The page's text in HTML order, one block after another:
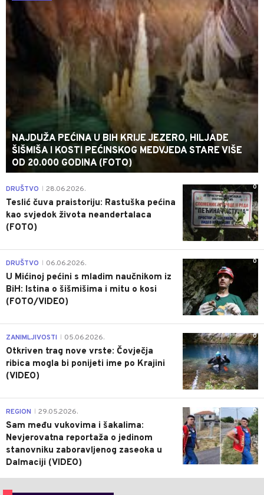
NAJDUŽA PEĆINA U BIH KRIJE JEZERO, HILJADE
ŠIŠMIŠA I KOSTI PEĆINSKOG MEDVJEDA STARE VIŠE
OD 20.000 GODINA (FOTO)
0
DRUŠTVO 28.06.2026.
Teslić čuva praistoriju: Rastuška pećina
kao svjedok života neandertalaca
(FOTO)
0
DRUŠTVO 06.06.2026.
U Mićinoj pećini s mladim naučnikom iz
BiH: Istina o šišmišima i mitu o kosi
(FOTO/VIDEO)
0
ZANIMLJIVOSTI 05.06.2026.
Otkriven trag nove vrste: Čovječja
ribica mogla bi ponijeti ime po Krajini
(VIDEO)
0
REGION 29.05.2026.
Sam među vukovima i šakalima:
Nevjerovatna reportaža o jedinom
stanovniku zaboravljenog zaseoka u
Dalmaciji (VIDEO)